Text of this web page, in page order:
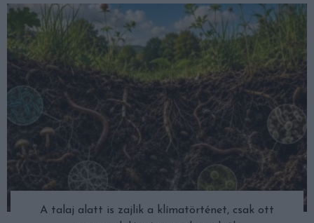
A talaj alatt is zajlik a klímatörténet, csak ott